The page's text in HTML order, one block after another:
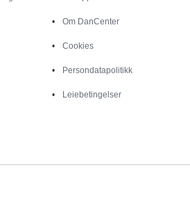
Om DanCenter
Cookies
Persondatapolitikk
Leiebetingelser